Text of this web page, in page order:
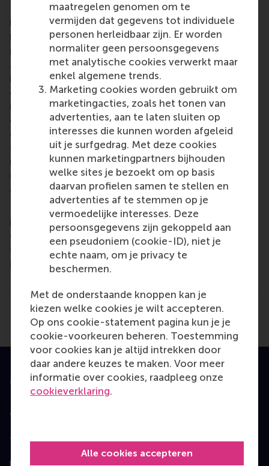
maatregelen genomen om te
vermijden dat gegevens tot individuele
personen herleidbaar zijn. Er worden
normaliter geen persoonsgegevens
met analytische cookies verwerkt maar
enkel algemene trends.
Marketing cookies worden gebruikt om
marketingacties, zoals het tonen van
advertenties, aan te laten sluiten op
interesses die kunnen worden afgeleid
uit je surfgedrag. Met deze cookies
kunnen marketingpartners bijhouden
welke sites je bezoekt om op basis
daarvan profielen samen te stellen en
advertenties af te stemmen op je
vermoedelijke interesses. Deze
persoonsgegevens zijn gekoppeld aan
een pseudoniem (cookie-ID), niet je
echte naam, om je privacy te
beschermen.
Met de onderstaande knoppen kan je
kiezen welke cookies je wilt accepteren.
Op ons cookie-statement pagina kun je je
cookie-voorkeuren beheren. Toestemming
voor cookies kan je altijd intrekken door
daar andere keuzes te maken. Voor meer
informatie over cookies, raadpleeg onze
cookieverklaring.
Alle cookies accepteren
Rotterdam School of Management, Erasmus
University (RSM)is one of Europe’s top-ranked
business schools. RSM provides ground-breaking
research and education furthering excellence in all
aspects of management and is based in the
international port city of Rotterdam – a vital nexus
of business, logistics and trade. RSM’s primary focus
is on developing business leaders with international
careers who can become a force for positive
change by carrying their innovative mindset into a
sustainable future. Our first-class range of bachelor,
master, MBA, PhD and executive programmes
encourage them to become critical, creative, caring
and collaborative thinkers and doers.www.rsm.nl
For more information about RSM or this release,
please contact Pavlina Novakova, RSM corporate
communications and PR manager, or Danielle Baan,
science communications lead and PR, by email at
press@rsm.nl .
Accounting and control , Alumni , Doctoral
Delen Deel huidige pagina als Facebook bericht
Deel huidige pagina als X bericht
Deel huidige pagina als
Deel huidigeDeel huidige
Geaccrediteerd door
Top gerangschikt